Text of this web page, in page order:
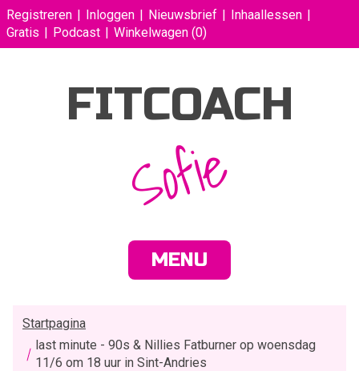
Registreren Inloggen Nieuwsbrief
Inhaallessen
Gratis
Podcast Winkelwagen (0)
FITCOACH
Sofie
MENU
Startpagina
last minute - 90s & Nillies Fatburner op woensdag
11/6 om 18 uur in Sint-Andries